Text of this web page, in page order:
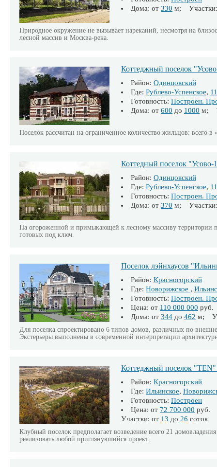
Дома: от 330 м;
Природное окружение не вызывает нареканий, несмотря на
лесной массив и Москва-река.
Коттеджный поселок
Район: Одинцовский
Где: Рублево-Успенское, 11
Готовность: Построен.
Дома: от 600 до 1000 м;
Поселок рассчитан на ограниченное количество жильцов: всего в
Коттедный поселок "Усово-
Район: Одинцовский
Где: Рублево-Успенское, 11
Готовность: Построен.
Дома: от 370 м;
На огороженной и примыкающей к лесному массиву территории
готовых под ключ.
Поселок лэйнхаусов
Район: Красногорский
Где: Новорижское ,
Готовность: Построен.
Цена: от 110 000 000 руб.
Дома: от 344 до 462 м;
Для поселка спроектировано 6 типов домов, различных по
Экстерьеры выполнены в современной интерпретации
Коттеджный поселок
Район: Красногорский
Где: Ильинское,
Готовность: Построен
Цена: от 72 700 000 руб.
Участки: от 13 до 26 соток
Клубный поселок предполагает возведение всего 21
реализовать любой приглянувшийся проект.